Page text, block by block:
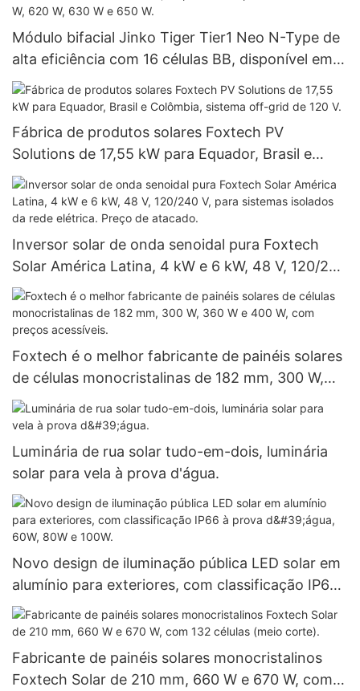
Módulo bifacial Jinko Tiger Tier1 Neo N-Type de
alta eficiência com 16 células BB, disponível em
potências de 590 W, 620 W, 630 W e 650 W.
Fábrica de produtos solares Foxtech PV
Solutions de 17,55 kW para Equador, Brasil e
Colômbia, sistema off-grid de 120 V.
Inversor solar de onda senoidal pura Foxtech
Solar América Latina, 4 kW e 6 kW, 48 V, 120/240
V, para sistemas isolados da rede elétrica. Preço
de atacado.
Foxtech é o melhor fabricante de painéis solares
de células monocristalinas de 182 mm, 300 W,
360 W e 400 W, com preços acessíveis.
Luminária de rua solar tudo-em-dois, luminária
solar para vela à prova d'água.
Novo design de iluminação pública LED solar em
alumínio para exteriores, com classificação IP66
à prova d'água, 60W, 80W e 100W.
Fabricante de painéis solares monocristalinos
Foxtech Solar de 210 mm, 660 W e 670 W, com